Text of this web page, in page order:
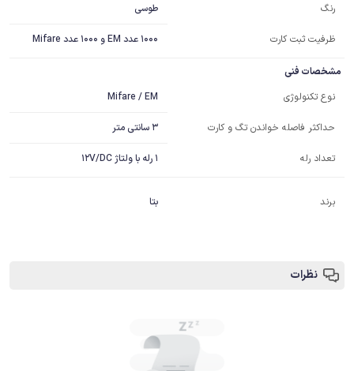
رنگ طوسی
ظرفیت ثبت کارت 1000 عدد EM و 1000 عدد Mifare
مشخصات فنی
نوع تکنولوژی
Mifare / EM
حداکثر فاصله خواندن تگ و کارت 3 سانتی متر
تعداد رله 1 رله با ولتاژ 12V/DC
برند بتا
نظرات